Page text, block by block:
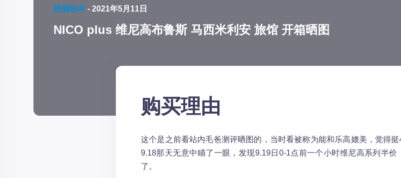
拼插积木 - 2021年5月11日
NICO plus 维尼高布鲁斯 马西米利安 旅馆 开箱晒图
购买理由
这个是之前看站内毛爸测评晒图的，当时看被称为能和乐高媲美，觉得
9.18那天无意中瞄了一眼，发现9.19日0-1点前一个小时维尼高系列半
了。